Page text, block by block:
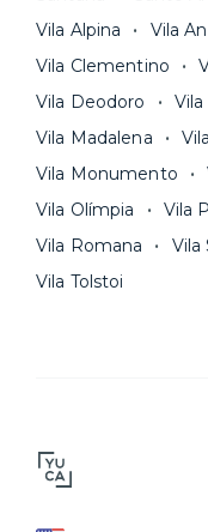
Vila Alpina
Vila
Vila Clementino
Vila Deodoro
Vila Madalena
Vila Monumento
Vila Olímpia
Vila
Vila Romana
Vila
Vila Tolstoi